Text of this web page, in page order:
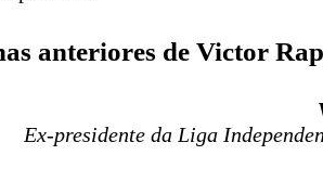
anteriores de Victor
Ex-presidente da Liga